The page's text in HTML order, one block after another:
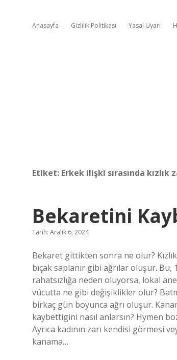
Anasayfa Gizlilik Politikası Yasal Uyarı
Etiket: Erkek ilişki sırasında kızlık
Bekaretini
Tarih: Aralık 6, 2024
Bekaret gittikten sonra ne olur?
bıçak saplanır gibi ağrılar oluşur.
rahatsızlığa neden oluyorsa, lokal
vücutta ne gibi değişiklikler olur?
birkaç gün boyunca ağrı oluşur.
kaybettigini nasıl anlarsın? Hymen
Ayrıca kadının zarı kendisi görmesi
kanama…